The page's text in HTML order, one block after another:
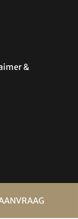
&
Privacybeleid